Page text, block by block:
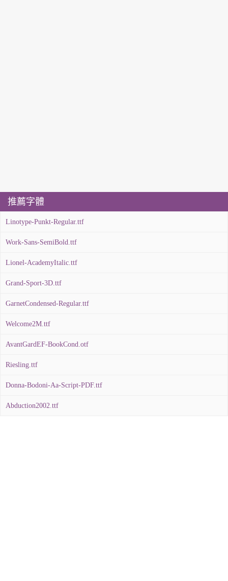
推薦字體
Linotype-Punkt-Regular.ttf
Work-Sans-SemiBold.ttf
Lionel-AcademyItalic.ttf
Grand-Sport-3D.ttf
GarnetCondensed-Regular.ttf
Welcome2M.ttf
AvantGardEF-BookCond.otf
Riesling.ttf
Donna-Bodoni-Aa-Script-PDF.ttf
Abduction2002.ttf